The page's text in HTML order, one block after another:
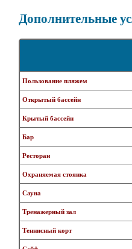
Дополнительные
Пользование пляжем
Открытый бассейн
Крытый бассейн
Бар
Ресторан
Охраняемая стоянка
Сауна
Тренажерный зал
Теннисный корт